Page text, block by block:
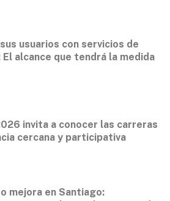
usuarios con servicios de
alcance que tendrá la medida
invita a conocer las carreras
cercana y participativa
mejora en Santiago: